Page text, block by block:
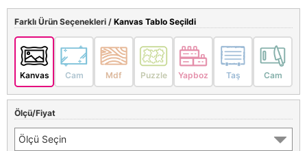
Farklı Ürün Seçenekleri / Kanvas Tablo Seçildi
Kanvas Cam Mdf Puzzle Yapboz Taş Cam
Ölçü/Fiyat
Ölçü Seçin